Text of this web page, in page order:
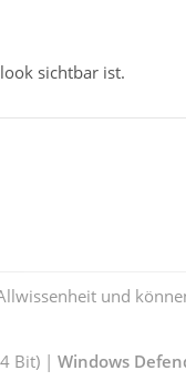
sichtbar ist.
und
Bit) | Windows